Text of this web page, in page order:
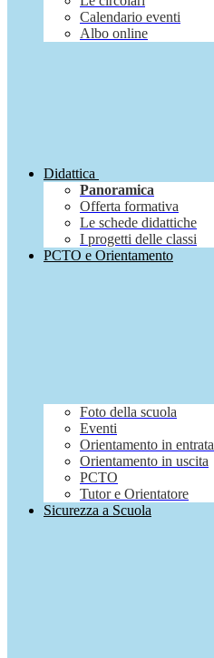
Calendario eventi
Albo online
Didattica
Panoramica
Offerta formativa
Le schede didattiche
I progetti delle classi
PCTO e Orientamento
Foto della scuola
Eventi
Orientamento in entrata
Orientamento in uscita
PCTO
Tutor e Orientatore
Sicurezza a Scuola